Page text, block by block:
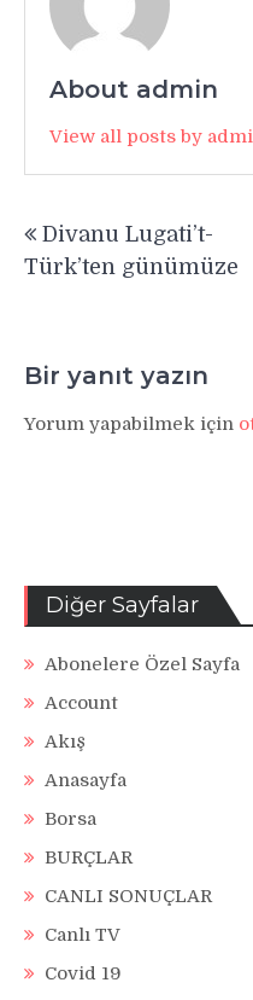
About admin
View all posts by
gezinmesi
Divanu Lugati’t-
Türk’ten günümüze
Bir yanıt yazın
Yorum yapabilmek için
Diğer Sayfalar
Abonelere Özel Sayfa
Account
Akış
Anasayfa
Borsa
BURÇLAR
CANLI SONUÇLAR
Canlı TV
Covid 19